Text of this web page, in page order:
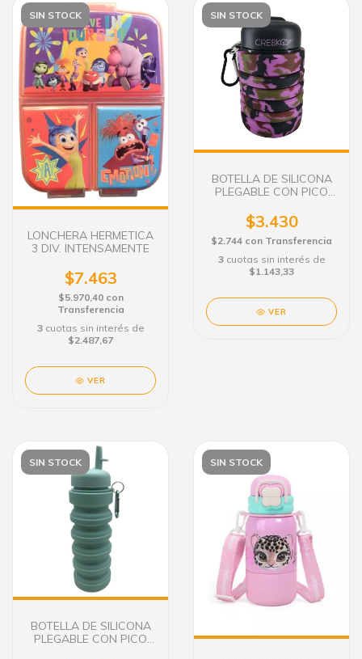
SIN STOCK
LONCHERA HERMETICA
3 DIV. INTENSAMENTE
$7.463
$5.970,40 con
Transferencia
3 cuotas sin interés de
$2.487,67
VER
SIN STOCK
BOTELLA DE SILICONA
PLEGABLE CON PICO
CAMUFLADA ROSA
$3.430
$2.744 con Transferencia
3 cuotas sin interés de
$1.143,33
VER
SIN STOCK
BOTELLA DE SILICONA
PLEGABLE CON PICO
SIN STOCK